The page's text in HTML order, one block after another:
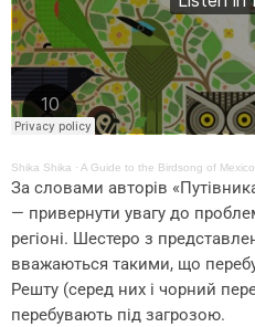
Shika Shika · A Guide to the Birdsong of
За словами авторів
— привернути увагу до
регіоні. Шестеро з
вважаються такими, що
Решту (серед них і чорний
перебувають під загрозою.